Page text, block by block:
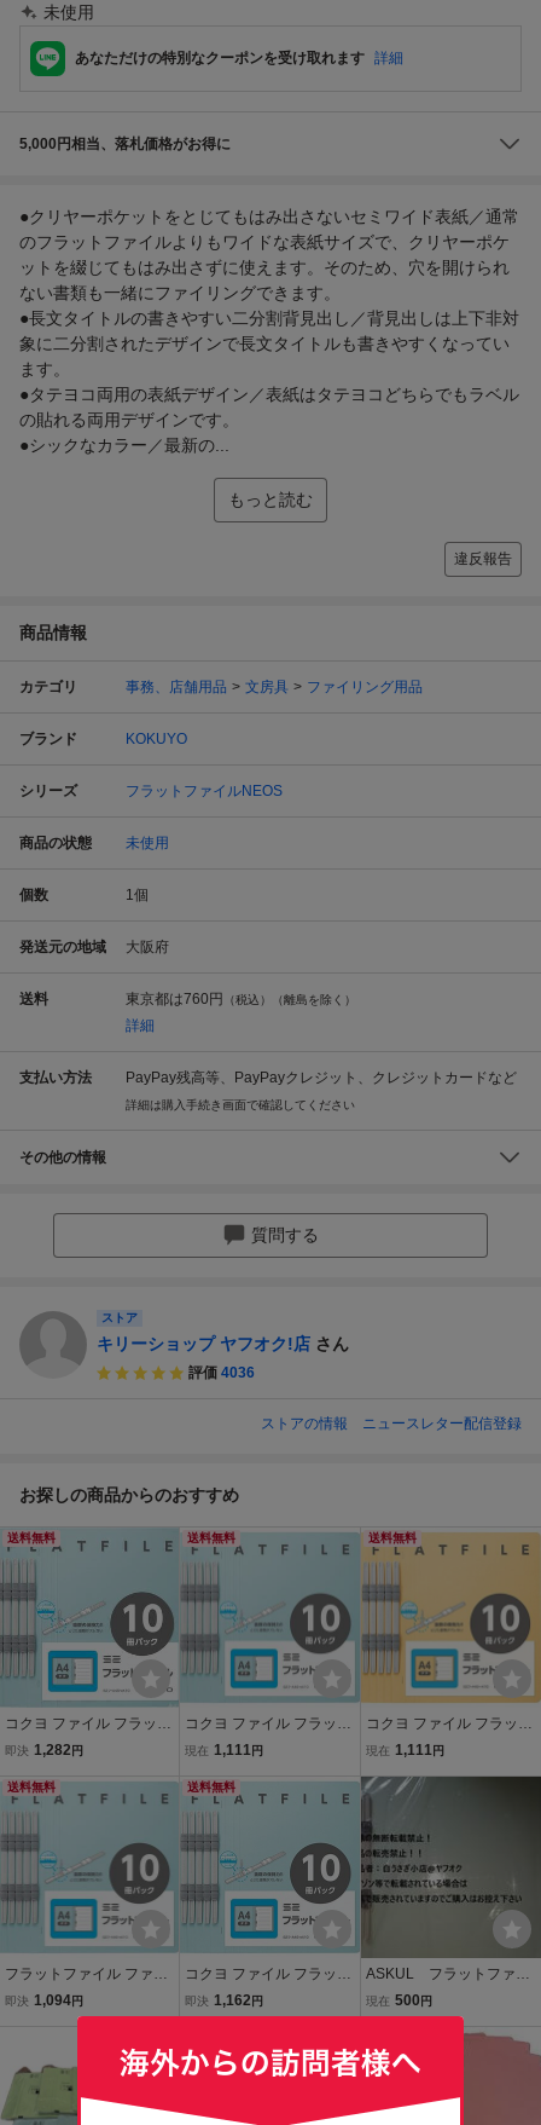
未使用
あなただけの特別なクーポンを受け取れます 詳細
5,000円相当、落札価格がお得に
●クリヤーポケットをとじてもはみ出さないセミワイド表紙／通常
のフラットファイルよりもワイドな表紙サイズで、クリヤーポケ
ットを綴じてもはみ出さずに使えます。そのため、穴を開けられ
ない書類も一緒にファイリングできます。
●長文タイトルの書きやすい二分割背見出し／背見出しは上下非対
象に二分割されたデザインで長文タイトルも書きやすくなってい
ます。
●タテヨコ両用の表紙デザイン／表紙はタテヨコどちらでもラベル
の貼れる両用デザインです。
●シックなカラー／最新の...
もっと読む
違反報告
商品情報
カテゴリ 事務、店舗用品 文房具 ファイリング用品
ブランド KOKUYO
シリーズ フラットファイルNEOS
商品の状態 未使用
個数 1個
発送元の地域 大阪府
送料 東京都は760円 （税込）（離島を除く）
詳細
支払い方法 PayPay残高等、PayPayクレジット、クレジットカードなど
詳細は購入手続き画面で確認してください
その他の情報
質問する
ストア
キリーショップ ヤフオク!店 さん
評価 4036
ストアの情報 ニュースレター配信登録
お探しの商品からのおすすめ
送料無料
コクヨ ファイル フラット
ファイル S2 A4 長辺とじ
即決 1,282 円
送料無料
コクヨ ファイル フラット
ファイル S2 A4 長辺とじ
現在 1,111円
送料無料
コクヨ ファイル フラット
ファイル S2 A4 長辺とじ
現在 1,111円
送料無料
フラットファイル ファイ
ル S2 A4 長辺とじ コクヨ
10冊 青 S2フ-A4S-BX10
即決 1,094円
送料無料
コクヨ ファイル フラット
ファイル S2 A4 長辺とじ
10冊 青 S2フ-A4S-BX10
即決 1,162 円
ASKUL フラットファイ
ル 厚とじ PPラミネー
トタイプ A4縦 10冊パ
ック ブルー BLUE 未
使用品＠ヤフオク転載・
転売禁止
現在 500 円